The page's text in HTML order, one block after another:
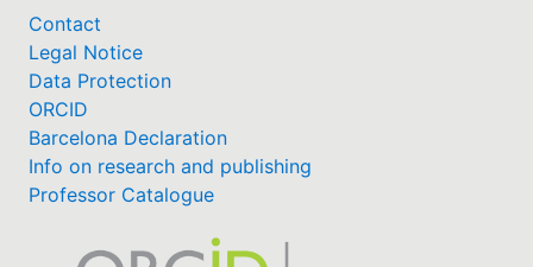
Contact
Legal Notice
Data Protection
ORCID
Barcelona Declaration
Info on research and publishing
Professor Catalogue